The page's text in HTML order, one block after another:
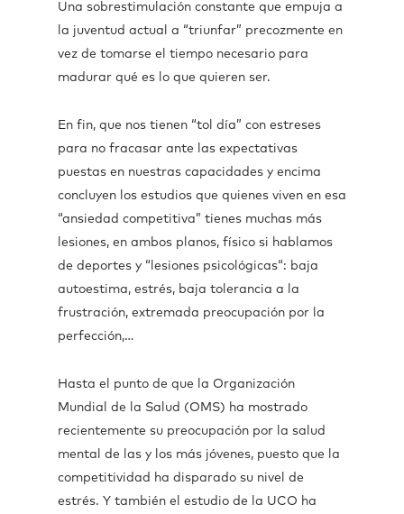
Una sobrestimulación constante que empuja a
la juventud actual a “triunfar” precozmente en
vez de tomarse el tiempo necesario para
madurar qué es lo que quieren ser.
En fin, que nos tienen “tol día” con estreses
para no fracasar ante las expectativas
puestas en nuestras capacidades y encima
concluyen los estudios que quienes viven en esa
“ansiedad competitiva” tienes muchas más
lesiones, en ambos planos, físico si hablamos
de deportes y “lesiones psicológicas“: baja
autoestima, estrés, baja tolerancia a la
frustración, extremada preocupación por la
perfección,…
Hasta el punto de que la Organización
Mundial de la Salud (OMS) ha mostrado
recientemente su preocupación por la salud
mental de las y los más jóvenes, puesto que la
competitividad ha disparado su nivel de
estrés. Y también el estudio de la UCO ha